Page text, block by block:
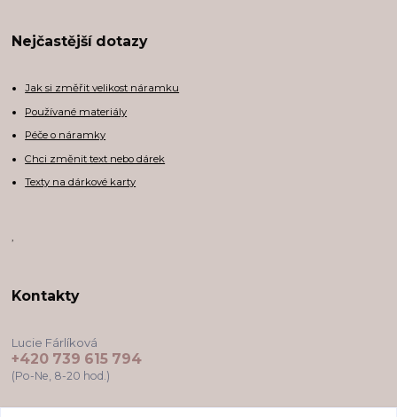
Nejčastější dotazy
Jak si změřit velikost náramku
Používané materiály
Péče o náramky
Chci změnit text nebo dárek
Texty na dárkové karty
Kontakty
Lucie Fárlíková
+420 739 615 794
(Po-Ne, 8-20 hod.)